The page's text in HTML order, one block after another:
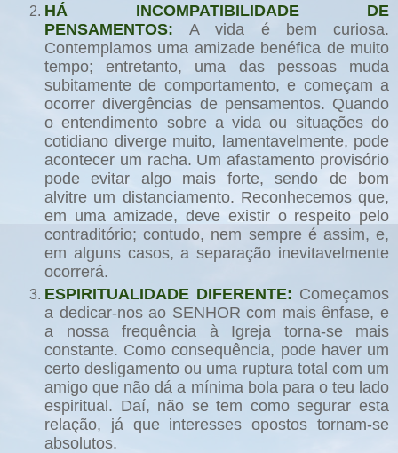
HÁ INCOMPATIBILIDADE DE
PENSAMENTOS:
A vida é bem curiosa.
Contemplamos uma amizade benéfica de muito
tempo; entretanto, uma das pessoas muda
subitamente de comportamento, e começam a
ocorrer divergências de pensamentos. Quando
o entendimento sobre a vida ou situações do
cotidiano diverge muito, lamentavelmente, pode
acontecer um racha. Um afastamento provisório
pode evitar algo mais forte, sendo de bom
alvitre um distanciamento. Reconhecemos que,
em uma amizade, deve existir o respeito pelo
contraditório; contudo, nem sempre é assim, e,
em alguns casos, a separação inevitavelmente
ocorrerá.
ESPIRITUALIDADE DIFERENTE: Começamos
a dedicar-nos ao SENHOR com mais ênfase, e
a nossa frequência à Igreja torna-se mais
constante. Como consequência, pode haver um
certo desligamento ou uma ruptura total com um
amigo que não dá a mínima bola para o teu lado
espiritual. Daí, não se tem como segurar esta
relação, já que interesses opostos tornam-se
absolutos.